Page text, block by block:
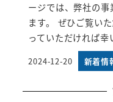
ージでは、弊社の
ます。 ぜひご覧い
っていただければ
投稿日
2024-12-20 新着情